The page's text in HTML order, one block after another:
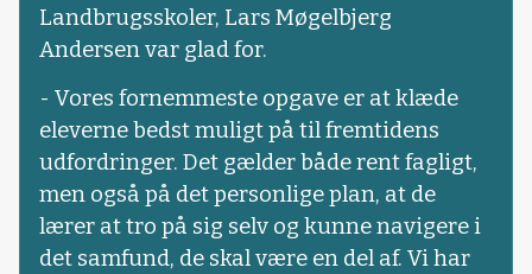
Landbrugsskoler, Lars Møgelbjerg
Andersen var glad for.
- Vores fornemmeste opgave er at klæde
eleverne bedst muligt på til fremtidens
udfordringer. Det gælder både rent fagligt,
men også på det personlige plan, at de
lærer at tro på sig selv og kunne navigere i
det samfund, de skal være en del af. Vi har